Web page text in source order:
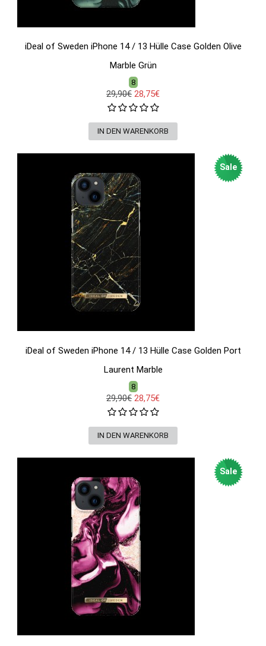
iDeal of Sweden iPhone 14 / 13 Hülle Case Golden Olive
Marble Grün
8
29,90€ 28,75€
Sale
iDeal of Sweden iPhone 14 / 13 Hülle Case Golden Port
Laurent Marble
8
29,90€ 28,75€
Sale